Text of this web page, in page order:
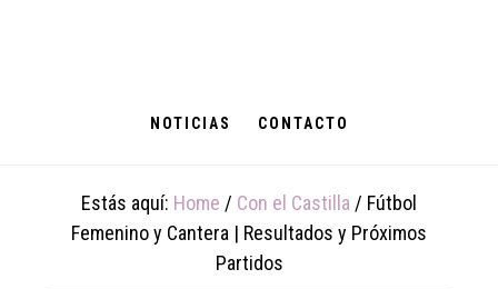
NOTICIAS CONTACTO
Estás aquí: Home / Con el Castilla / Fútbol
Femenino y Cantera | Resultados y Próximos
Partidos